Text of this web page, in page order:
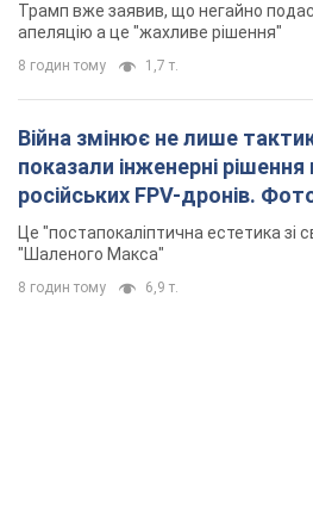
Трамп вже заявив, що негайно
апеляцію а це "жахливе рішення"
8 годин тому 1,7 т.
Війна змінює не лише
показали інженерні рішення
російських FPV-дронів.
Це "постапокаліптична естетика зі
"Шаленого Макса"
8 годин тому 6,9 т.